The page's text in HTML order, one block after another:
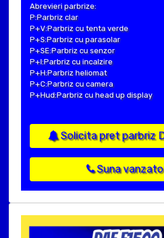
Abrevieri parbrize:
P:Parbriz clar
P+V:Parbriz cu tenta verde
P+S:Parbriz cu parasolar
P+SE:Parbriz cu senzor
P+I:Parbriz cu incalzire
P+H:Parbriz heliomat
P+C:Parbriz cu camera
P+Hud:Parbriz cu head up display
Solicita pret parbriz
Suna